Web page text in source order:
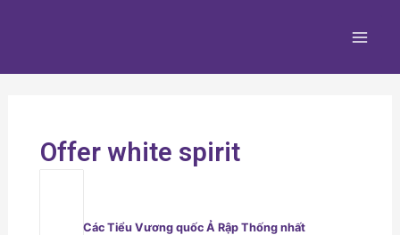
Offer white spirit
Các Tiểu Vương quốc Ả Rập Thống nhất